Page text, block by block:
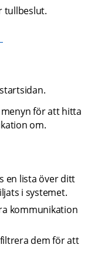
tullbeslut.
för att hitta
om.
en lista över ditt
i systemet.
kommunikation
dem för att